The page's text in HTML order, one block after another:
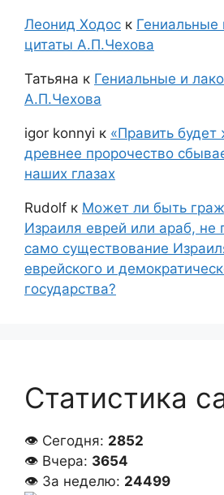
Леонид Ходос к Гениальные
цитаты А.П.Чехова
Татьяна к Гениальные и
А.П.Чехова
igor konnyi к «Править будет
древнее пророчество
наших глазах
Rudolf к Может ли быть
Израиля еврей или араб, не
само существование
еврейского и
государства?
Статистика
👁 Сегодня: 2852
👁 Вчера: 3654
👁 За неделю: 24499